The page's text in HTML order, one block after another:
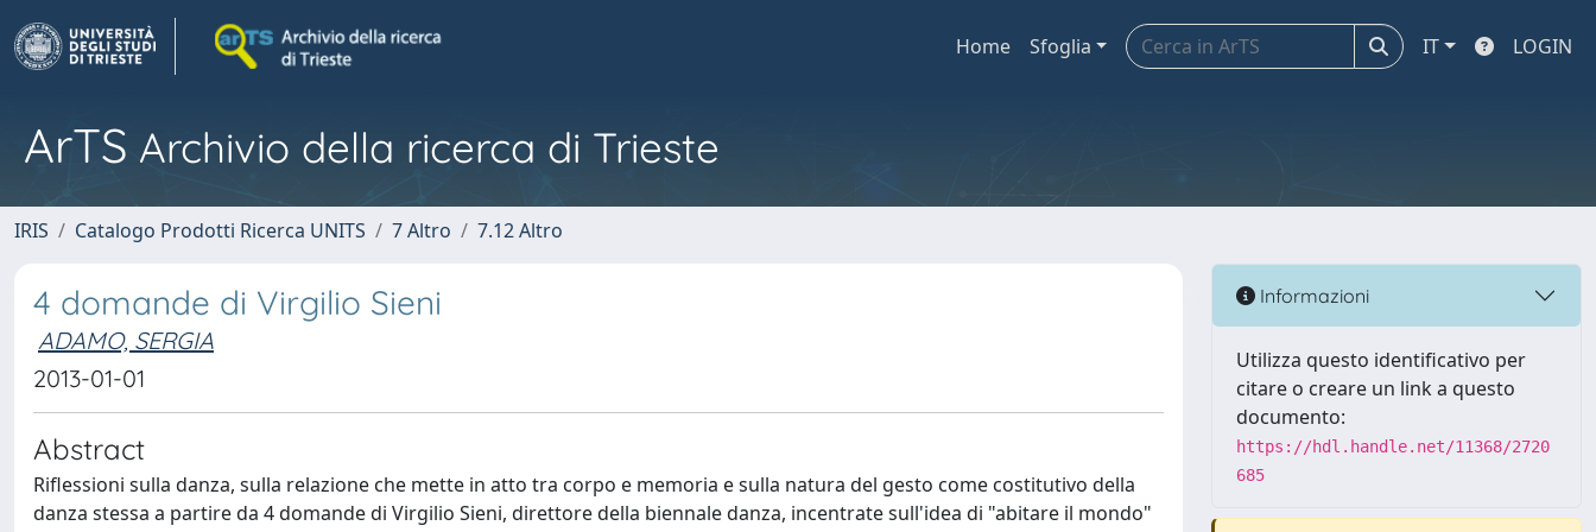
Home Sfoglia IT LOGIN
ArTS Archivio della ricerca di Trieste
IRIS Catalogo Prodotti Ricerca UNITS 7 Altro 7.12 Altro
4 domande di Virgilio Sieni
ADAMO, SERGIA
2013-01-01
Abstract
Riflessioni sulla danza, sulla relazione che mette in atto tra corpo e memoria e sulla natura del gesto come costitutivo della
danza stessa a partire da 4 domande di Virgilio Sieni, direttore della biennale danza, incentrate sull'idea di "abitare il mondo"
Informazioni
Utilizza questo identificativo per
citare o creare un link a questo
documento:
https://hdl.handle.net/11368/2720
685